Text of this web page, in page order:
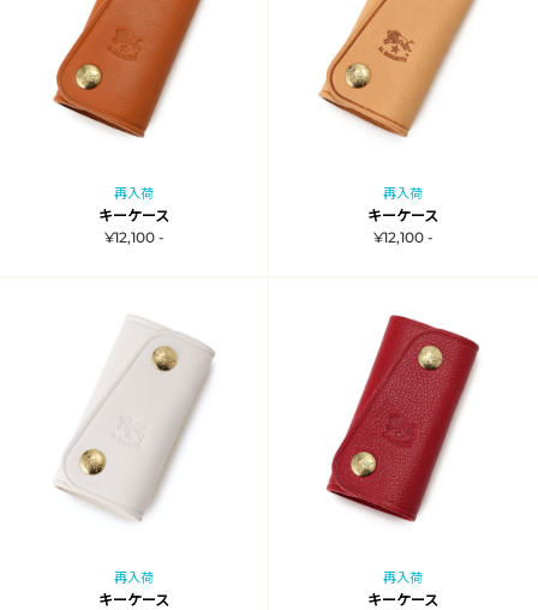
再入荷
キーケース
¥12,100 -
再入荷
キーケース
¥12,100 -
再入荷
キーケース
再入荷
キーケース